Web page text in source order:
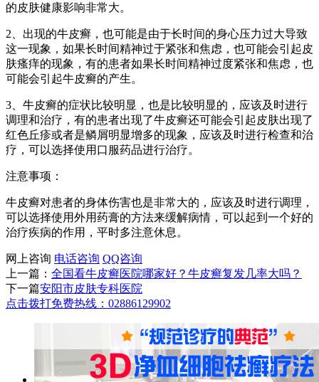
的皮肤健康影响非常大。
2、出现的牛皮癣，也可能是由于长时间的身心压力过大导致
这一现象，如果长时间精神过于紧张和焦虑，也可能会引起皮
肤瘙痒的现象，有的患者如果长时间精神过度紧张和焦虑，也
可能会引起牛皮癣的产生。
3、牛皮癣的症状比较明显，也是比较明显的，应该及时进行
调理和治疗，有的患者出现了牛皮癣还可能会引起皮肤出现了
红色丘疹或者是鳞屑明显增多的现象，应该及时进行检查和治
疗，可以选择使用口服药品进行治疗。
注意事项：
牛皮癣对患者的身体伤害也是非常大的，应该及时进行调理，
可以选择使用外用药膏的方法来缓解病情，可以起到一个好的
治疗疾病的作用，平时多注意休息。
网上咨询 电话咨询 QQ咨询
上一篇： 全国看牛皮癣医院哪家好？牛皮癣复发几率大吗？
下一篇安阳市皮肤专科医院
点击拨打免费热线：02886129902